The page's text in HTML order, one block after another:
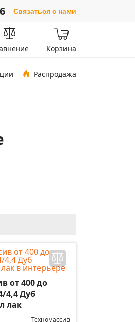
Связаться с нами
Корзина
Распродажа
от 400 до
4,4 Дуб
лак
Техномассив